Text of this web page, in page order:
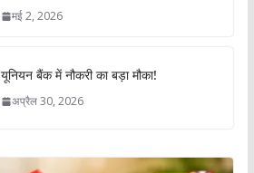
मई 2, 2026
यूनियन बैंक में नौकरी का बड़ा मौका!
अप्रैल 30, 2026